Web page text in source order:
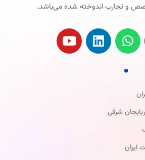
و تجارب اندوخته شده می‌باشد.
شرقی
ایران